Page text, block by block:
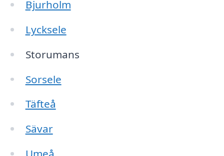
Bjurholm
Lycksele
Storumans
Sorsele
Täfteå
Sävar